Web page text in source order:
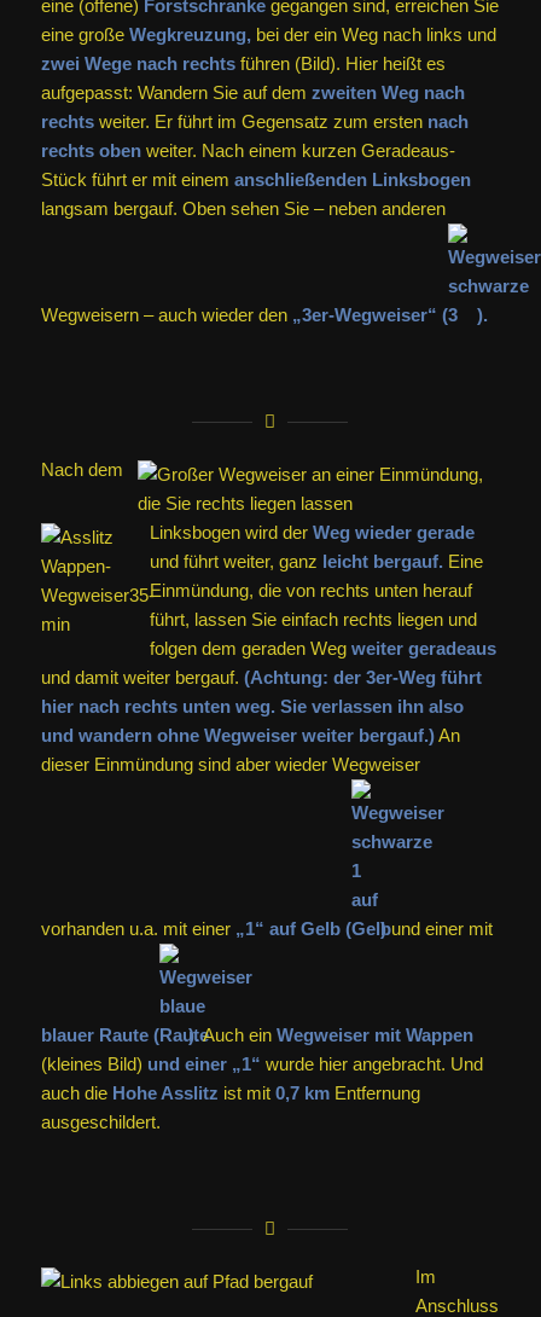
eine (offene) Forstschrankegegangen sind, erreichen Sie
eine große Wegkreuzung,bei der ein Weg nach links und
zwei Wege nach rechtsführen (Bild). Hier heißt es
aufgepasst: Wandern Sie auf dem zweiten Weg nach
rechtsweiter. Er führt im Gegensatz zum ersten nach
rechts obenweiter. Nach einem kurzen Geradeaus-
Stück führt er mit einem anschließenden Linksbogen
langsam bergauf. Oben sehen Sie – neben anderen
Wegweisern – auch wieder den „3er-Wegweiser“ ( ).
Nach dem
Linksbogen wird der Weg wieder gerade
und führt weiter, ganz leicht bergauf. Eine
Einmündung, die von rechts unten herauf
führt, lassen Sie einfach rechts liegen und
folgen dem geraden Weg weiter geradeaus
und damit weiter bergauf. (Achtung: der 3er-Weg führt
hier nach rechts unten weg. Sie verlassen ihn also
und wandern ohne Wegweiser weiter bergauf.)An
dieser Einmündung sind aber wieder Wegweiser
vorhanden u.a. mit einer „1“ auf Gelb ( )und einer mit
blauer Raute ( ).Auch ein Wegweiser mit Wappen
(kleines Bild) und einer „1“ wurde hier angebracht. Und
auch die Hohe Asslitz ist mit 0,7 kmEntfernung
ausgeschildert.
Im
Anschluss